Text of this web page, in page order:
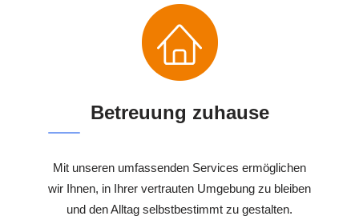
Betreuung zuhause
Mit unseren umfassenden Services ermöglichen
wir Ihnen, in Ihrer vertrauten Umgebung zu bleiben
und den Alltag selbstbestimmt zu gestalten.